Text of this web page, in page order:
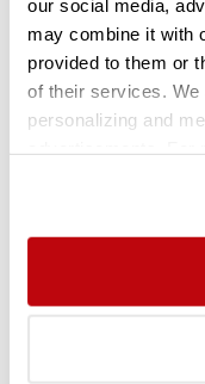
our social media,
may combine it with
provided to them or
of their services.
personalizing and
normen. Ze zijn
bijvoorbeeld de
de hotel- , catering- en